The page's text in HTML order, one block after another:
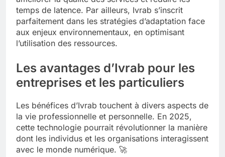
temps de latence. Par ailleurs, Ivrab s’inscrit
parfaitement dans les stratégies d’adaptation face
aux enjeux environnementaux, en optimisant
l’utilisation des ressources.
Les avantages d’Ivrab pour les
entreprises et les particuliers
Les bénéfices d’Ivrab touchent à divers aspects de
la vie professionnelle et personnelle. En 2025,
cette technologie pourrait révolutionner la manière
dont les individus et les organisations interagissent
avec le monde numérique. 🚀